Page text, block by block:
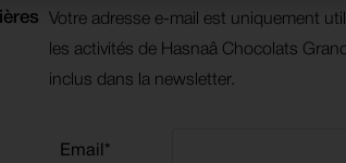
Votre adresse e-mail est uniquement
les activités de Hasnaâ Chocolats
inclus dans la newsletter.
Email*